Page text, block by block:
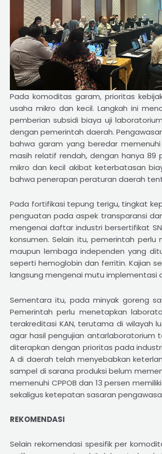
Pada komoditas garam, prioritas
usaha mikro dan kecil. Langkah ini
pemberian subsidi biaya uji
dengan pemerintah daerah.
bahwa garam yang beredar
masih relatif rendah, dengan hanya 89
mikro dan kecil akibat keterbatasan
bahwa penerapan peraturan daerah
Pada fortifikasi tepung terigu, tingkat
penguatan pada aspek transparansi
mengenai daftar industri bersertifikat
konsumen. Selain itu, pemerintah
maupun lembaga independen yang
seperti hemoglobin dan ferritin. Kajian
langsung mengenai mutu implementasi
Sementara itu, pada minyak goreng
Pemerintah perlu menetapkan
terakreditasi KAN, terutama di wilayah
agar hasil pengujian antarlaboratorium
diterapkan dengan prioritas pada
A di daerah telah menyebabkan
sampel di sarana produksi belum
memenuhi CPPOB dan 13 persen
sekaligus ketepatan sasaran
REKOMENDASI
Selain rekomendasi spesifik per